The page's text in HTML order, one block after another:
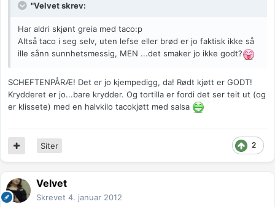
"Velvet skrev:
Har aldri skjønt greia med taco:p
Altså taco i seg selv, uten lefse eller brød er jo faktisk ikke så
ille sånn sunnhetsmessig, MEN ...det smaker jo ikke godt?
SCHEFTENPÅRÆ! Det er jo kjempedigg, da! Rødt kjøtt er GODT!
Krydderet er jo...bare krydder. Og tortilla er fordi det ser teit ut (og
er klissete) med en halvkilo tacokjøtt med salsa
2
Siter
Velvet
Skrevet 4. januar 2012